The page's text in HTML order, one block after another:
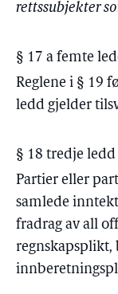
rettssubjekter
§ 17 a femte
Reglene i § 19
ledd gjelder
§ 18 tredje
Partier eller
samlede
fradrag av all